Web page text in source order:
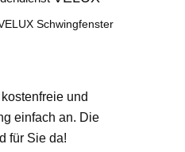
Schwingfenster
und
einfach an. Die
für Sie da!